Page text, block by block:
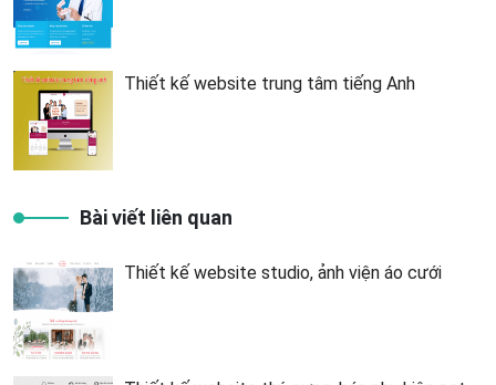
Thiết kế website trung tâm tiếng Anh
Bài viết liên quan
Thiết kế website studio, ảnh viện áo cưới